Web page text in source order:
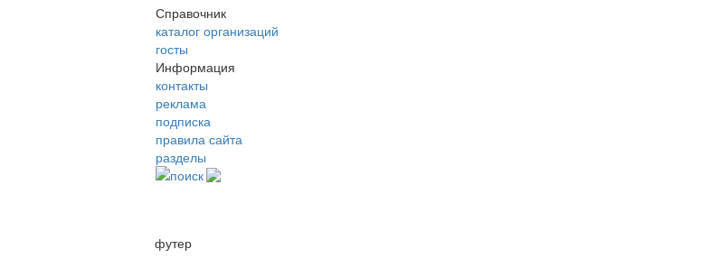
Справочник
каталог организаций
госты
Информация
контакты
реклама
подписка
правила сайта
разделы
поиск
футер